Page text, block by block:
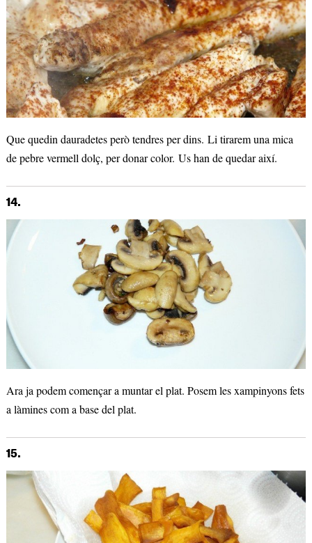
Que quedin dauradetes però tendres per dins. Li tirarem una mica
de pebre vermell dolç, per donar color. Us han de quedar així.
14.
Ara ja podem començar a muntar el plat. Posem les xampinyons fets
a làmines com a base del plat.
15.